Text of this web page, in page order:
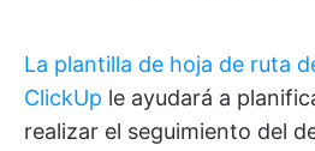
La plantilla de hoja de ruta
ClickUp le ayudará a
realizar el seguimiento del